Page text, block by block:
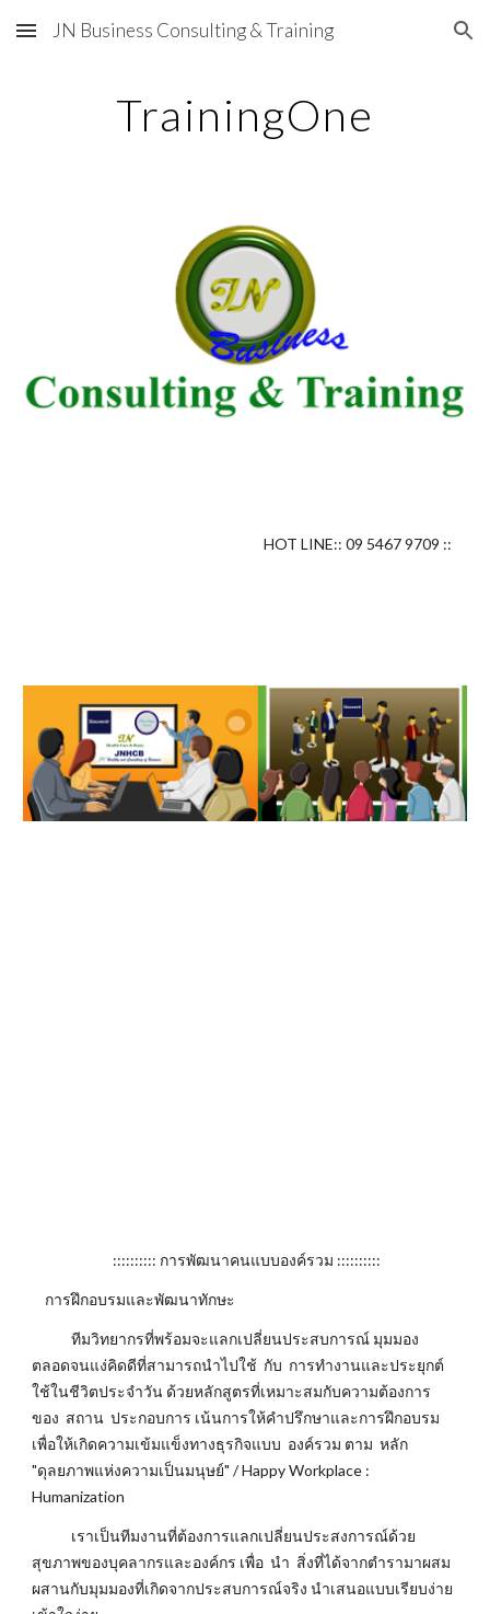
Skip to main content Skip to navigation
JN Business Consulting & Training
TrainingOne
HOT LINE:: 09 5467 9709 ::
:::::::::: การพัฒนาคนแบบองค์รวม ::::::::::
การฝึกอบรมและพัฒนาทักษะ
ทีมวิทยากรที่พร้อมจะแลกเปลี่ยนประสบการณ์ มุมมอง
ตลอดจนแง่คิดดีที่สามารถนำไปใช้ กับ การทำงานและประยุกต์
ใช้ในชีวิตประจำวัน ด้วยหลักสูตรที่เหมาะสมกับความต้องการ
ของ สถาน ประกอบการ เน้นการให้คำปรึกษาและการฝึกอบรม
เพื่อให้เกิดความเข้มแข็งทางธุรกิจแบบ องค์รวม ตาม หลัก
"ดุลยภาพแห่งความเป็นมนุษย์" / Happy Workplace :
Humanization
เราเป็นทีมงานที่ต้องการแลกเปลี่ยนประสงการณ์ด้วย
สุขภาพของบุคลากรและองค์กร เพื่อ นำ สิ่งที่ได้จากตำรามาผสม
ผสานกับมุมมองที่เกิดจากประสบการณ์จริง นำเสนอแบบเรียบง่าย